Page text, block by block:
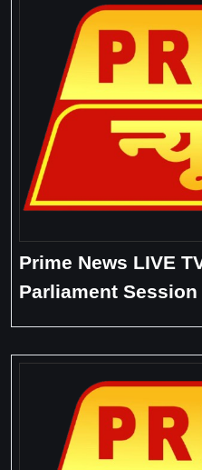
Prime News LIVE
Parliament
Goa Nightclub Fire